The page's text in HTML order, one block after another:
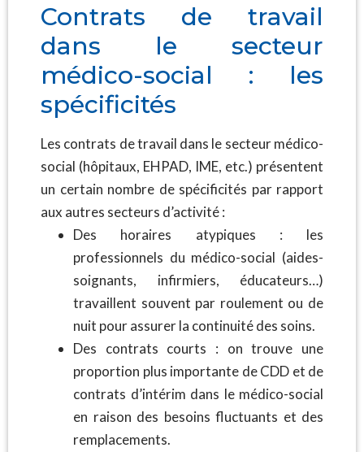
Contrats de travail
dans le secteur
médico-social : les
spécificités
Les contrats de travail dans le secteur médico-
social (hôpitaux, EHPAD, IME, etc.) présentent
un certain nombre de spécificités par rapport
aux autres secteurs d’activité :
Des horaires atypiques : les
professionnels du médico-social (aides-
soignants, infirmiers, éducateurs…)
travaillent souvent par roulement ou de
nuit pour assurer la continuité des soins.
Des contrats courts : on trouve une
proportion plus importante de CDD et de
contrats d’intérim dans le médico-social
en raison des besoins fluctuants et des
remplacements.